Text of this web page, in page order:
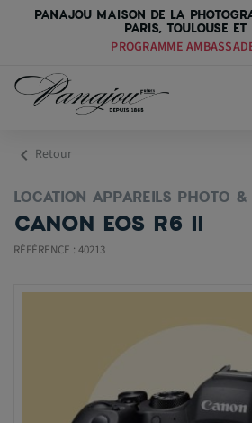
PANAJOU MAISON DE LA
PARIS, TOULOUSE ET
PROGRAMME
chevron_left Retour
LOCATION APPAREILS PHOTO
CANON EOS R6 II
RÉFÉRENCE : 40213